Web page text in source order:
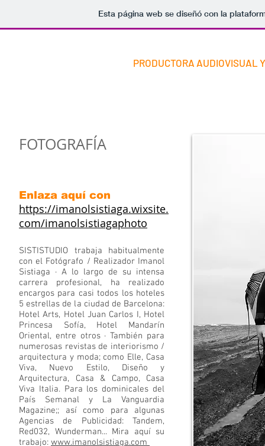
Esta página web se diseñó con la
PRODUCTORA AUDIOVISUAL
SISTISTUDIO trabaja habitualmente
con el Fotógrafo / Realizador Imanol
Sistiaga · A lo largo de su intensa
carrera profesional, ha realizado
encargos para casi todos los hoteles
5 estrellas de la ciudad de Barcelona:
Hotel Arts, Hotel Juan Carlos I, Hotel
Princesa Sofía, Hotel Mandarín
Oriental, entre otros · También para
numerosas revistas de interiorismo /
arquitectura y moda; como Elle, Casa
Viva, Nuevo Estilo, Diseño y
Arquitectura, Casa & Campo, Casa
Viva Italia. Para los dominicales del
País Semanal y La Vanguardia
Magazine;; así como para algunas
Agencias de Publicidad: Tandem,
Red032, Wunderman... Mira aquí su
trabajo: www.imanolsistiaga.com
FOTOGRAFÍA
Enlaza aquí con
https://imanolsistiaga.wixsite.
com/imanolsistiagaphoto